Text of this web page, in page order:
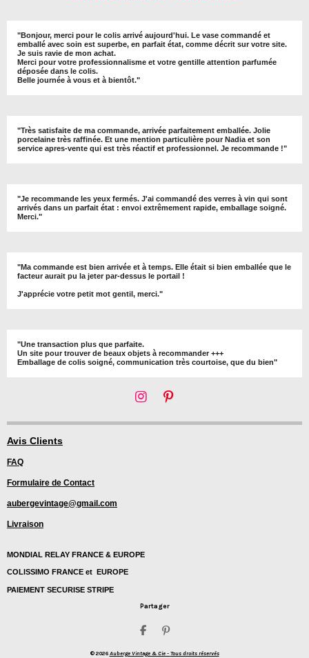
"Bonjour, merci pour le colis arrivé aujourd'hui. Le vase commandé et
emballé avec soin est superbe, en parfait état, comme décrit sur votre site.
Je suis ravie de mon achat.
Merci pour votre professionnalisme et votre gentille attention parfumée
déposée dans le colis.
Belle journée à vous et à bientôt."
"Très satisfaite de ma commande, arrivée parfaitement emballée. Jolie
porcelaine très raffinée. Et une mention particulière pour Nadia et son
service apres-vente qui est très réactif et professionnel. Je recommande !"
"Je recommande les yeux fermés. J'ai commandé des verres à vin qui sont
arrivés dans un parfait état : envoi extrêmement rapide, emballage soigné.
Merci."
"Ma commande est bien arrivée et à temps. Elle était si bien emballée que le
facteur aurait pu la jeter par-dessus le portail !
J'apprécie votre petit mot gentil, merci."
"Une transaction plus que parfaite.
Un site pour trouver de beaux objets à recommander +++
Emballage de colis soigné, communication très courtoise, que du bien"
I
s
P
n
Avis Clients
FAQ
Formulaire de Contact
aubergevintage@gmail.com
Livraison
MONDIAL RELAY FRANCE & EUROPE
COLISSIMO FRANCE et EUROPE
PAIEMENT SECURISE STRIPE
Partager
P
r
É
i
© 2026 Auberge Vintage & Cie - Tous droits réservés